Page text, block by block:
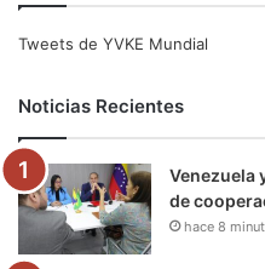
e
o
o
k
t
e
r
e
Tweets de YVKE Mundial
Noticias Recientes
Venezuela
de
hace 8